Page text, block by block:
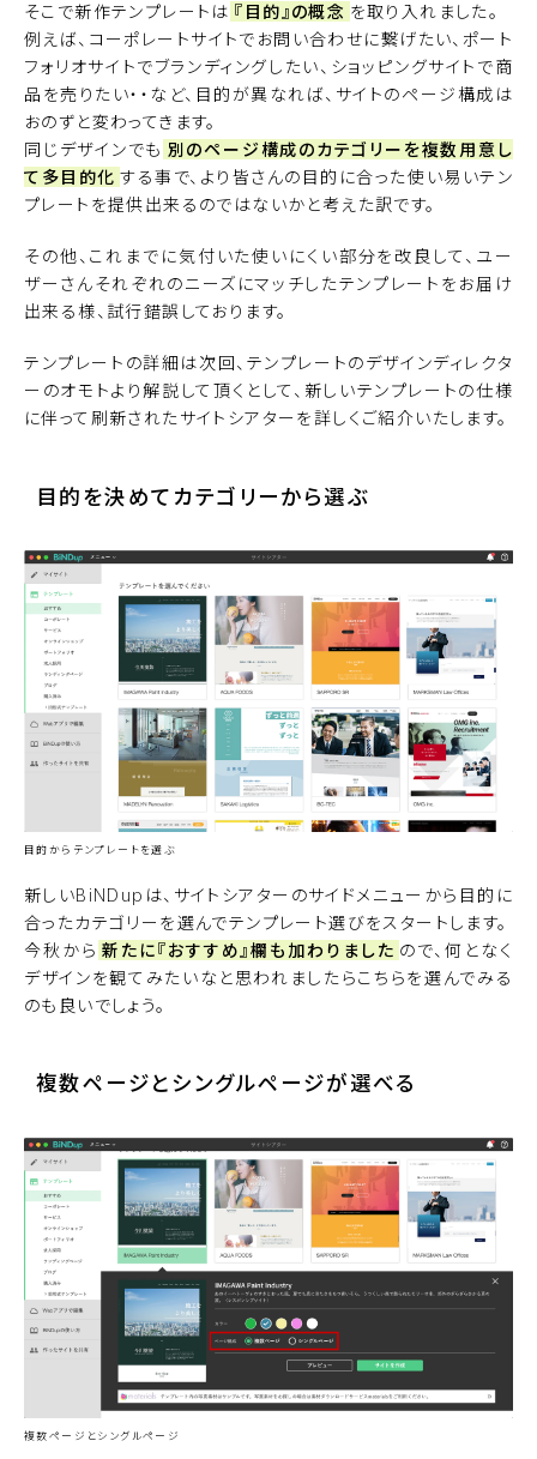
そこで新作テンプレートは 『目的』の概念 を取り入れました。
例えば、コーポレートサイトでお問い合わせに繋げたい、ポート
フォリオサイトでブランディングしたい、ショッピングサイトで商
品を売りたい・・など、目的が異なれば、サイトのページ構成は
おのずと変わってきます。
同じデザインでも 別のページ構成のカテゴリーを複数用意し
て多目的化 する事で、より皆さんの目的に合った使い易いテン
プレートを提供出来るのではないかと考えた訳です。
その他、これまでに気付いた使いにくい部分を改良して、ユー
ザーさんそれぞれのニーズにマッチしたテンプレートをお届け
出来る様、試行錯誤しております。
テンプレートの詳細は次回、テンプレートのデザインディレクタ
ーのオモトより解説して頂くとして、新しいテンプレートの仕様
に伴って刷新されたサイトシアターを詳しくご紹介いたします。
目的を決めてカテゴリーから選ぶ
目的からテンプレートを選ぶ
新しいBiNDupは、サイトシアターのサイドメニューから目的に
合ったカテゴリーを選んでテンプレート選びをスタートします。
今秋から 新たに『おすすめ』欄も加わりました ので、何となく
デザインを観てみたいなと思われましたらこちらを選んでみる
のも良いでしょう。
複数ページとシングルページが選べる
複数ページとシングルページ